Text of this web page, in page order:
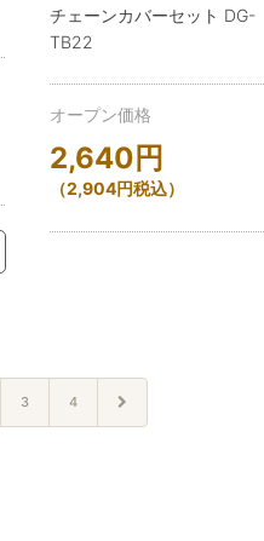
チェーンカバーセット DG-
TB22
オープン価格
2,640 円
（2,904円税込）
3 4